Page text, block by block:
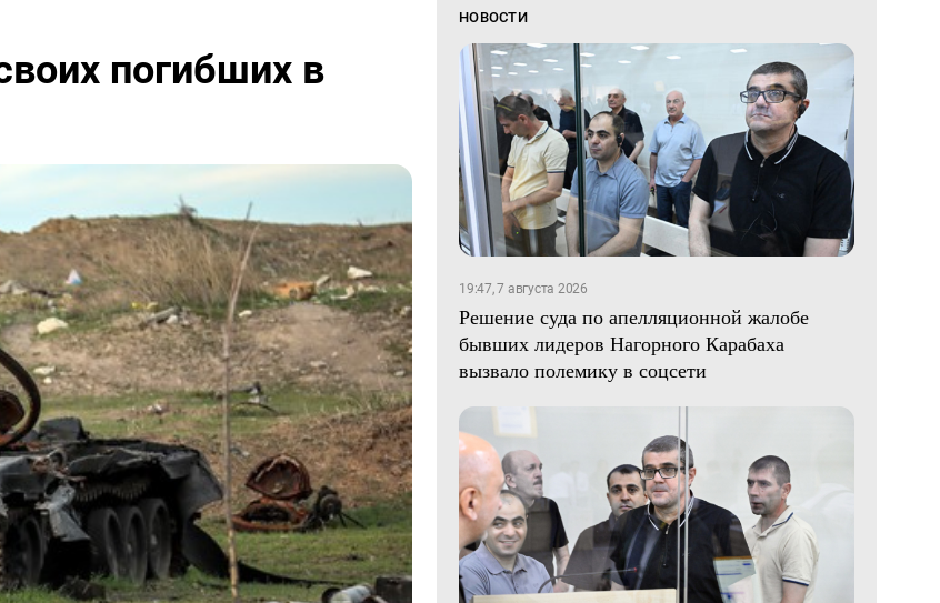
погибших в
НОВОСТИ
19:47, 7 августа 2026
Решение суда по апелляционной жалобе
бывших лидеров Нагорного Карабаха
вызвало полемику в соцсети